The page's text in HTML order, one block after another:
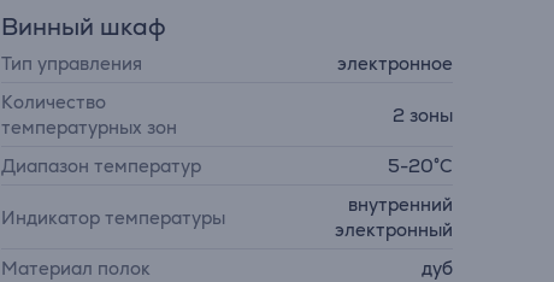
Винный шкаф
Тип управления
электронное
Количество
температурных зон
2 зоны
Диапазон температур 5-20°C
Индикатор температуры
внутренний
электронный
Материал полок
дуб